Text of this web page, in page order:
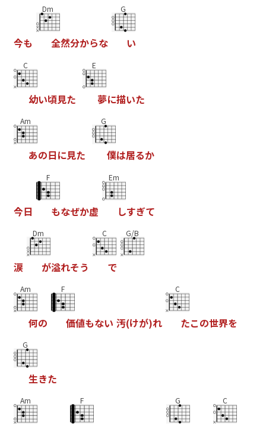
今も
Dm
全然分からな
G
い
C
幼い頃見た
E
夢に描いた
Am
あの日に見た
G
僕は居るか
今日
F
もなぜか虚
Em
しすぎて
涙
Dm
が溢れそう
C
で
G/B
Am
何の
F
価値もない 汚(けが)れ
C
たこの世界を
G
生きた
Am F G C